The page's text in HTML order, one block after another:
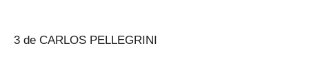
3 de CARLOS PELLEGRINI